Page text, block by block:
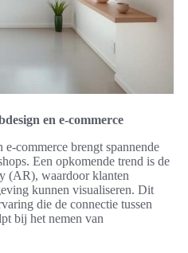
en e-commerce
commerce brengt spannende
Een opkomende trend is de
(AR), waardoor klanten
kunnen visualiseren. Dit
die de connectie tussen
bij het nemen van